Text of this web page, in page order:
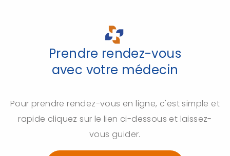
Prendre rendez-vous
avec votre médecin
Pour prendre rendez-vous en ligne, c'est simple et
rapide cliquez sur le lien ci-dessous et laissez-
vous guider.